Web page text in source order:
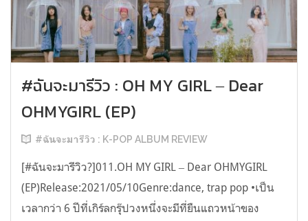
#ฉันจะมารีวิว : OH MY GIRL ‒ Dear
OHMYGIRL (EP)
#ฉันจะมารีวิว : K-POP ALBUM REVIEW
[#ฉันจะมารีวิว?]011.OH MY GIRL ‒ Dear OHMYGIRL
(EP)Release:2021/05/10Genre:dance, trap pop •เป็น
เวลากว่า 6 ปีที่เกิร์ลกรุ๊ปวงหนึ่งจะมีที่ยืนแถวหน้าของ